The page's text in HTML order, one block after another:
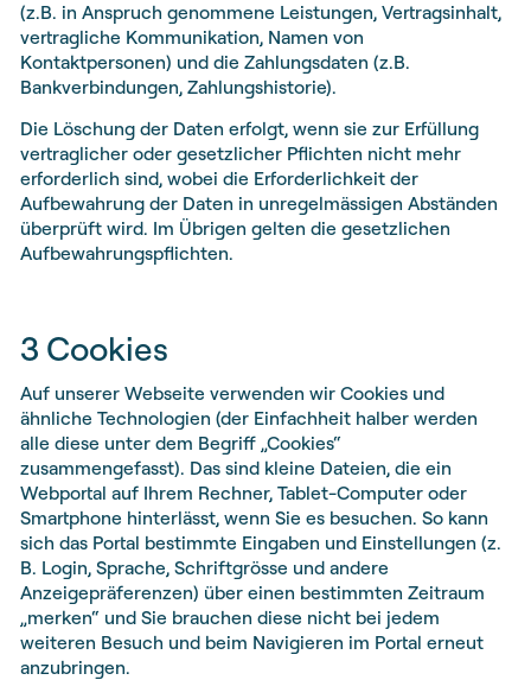
(z.B. in Anspruch genommene Leistungen, Vertragsinhalt,
vertragliche Kommunikation, Namen von
Kontaktpersonen) und die Zahlungsdaten (z.B.
Bankverbindungen, Zahlungshistorie).
Die Löschung der Daten erfolgt, wenn sie zur Erfüllung
vertraglicher oder gesetzlicher Pflichten nicht mehr
erforderlich sind, wobei die Erforderlichkeit der
Aufbewahrung der Daten in unregelmässigen Abständen
überprüft wird. Im Übrigen gelten die gesetzlichen
Aufbewahrungspflichten.
3 Cookies
Auf unserer Webseite verwenden wir Cookies und
ähnliche Technologien (der Einfachheit halber werden
alle diese unter dem Begriff „Cookies“
zusammengefasst). Das sind kleine Dateien, die ein
Webportal auf Ihrem Rechner, Tablet-Computer oder
Smartphone hinterlässt, wenn Sie es besuchen. So kann
sich das Portal bestimmte Eingaben und Einstellungen (z.
B. Login, Sprache, Schriftgrösse und andere
Anzeigepräferenzen) über einen bestimmten Zeitraum
„merken“ und Sie brauchen diese nicht bei jedem
weiteren Besuch und beim Navigieren im Portal erneut
anzubringen.